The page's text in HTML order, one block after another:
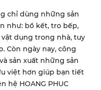
chỉ dùng những sản
như: bồ kết, tro bếp,
vật dụng trong nhà, tuy
Còn ngày nay, công
sản xuất những sản
việt hơn giúp bạn tiết
hệ HOANG PHUC